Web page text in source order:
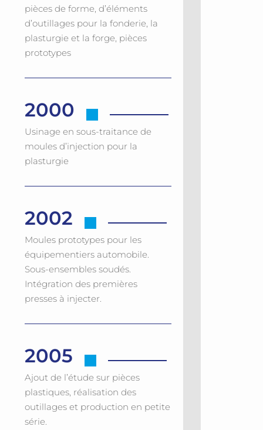
pièces de forme, d’éléments
d’outillages pour la fonderie, la
plasturgie et la forge, pièces
prototypes
2000
Usinage en sous-traitance de
moules d’injection pour la
plasturgie
2002
Moules prototypes pour les
équipementiers automobile.
Sous-ensembles soudés.
Intégration des premières
presses à injecter.
2005
Ajout de l’étude sur pièces
plastiques, réalisation des
outillages et production en petite
série.